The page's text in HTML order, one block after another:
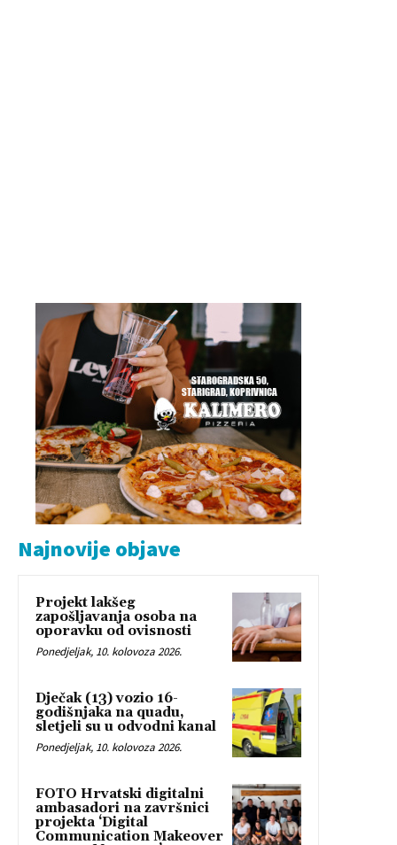
Najnovije objave
Projekt lakšeg
zapošljavanja osoba na
oporavku od ovisnosti
Ponedjeljak, 10. kolovoza 2026.
Dječak (13) vozio 16-
godišnjaka na quadu,
sletjeli su u odvodni kanal
Ponedjeljak, 10. kolovoza 2026.
FOTO Hrvatski digitalni
ambasadori na završnici
projekta ‘Digital
Communication Makeover